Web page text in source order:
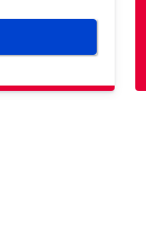
Qualifiziert